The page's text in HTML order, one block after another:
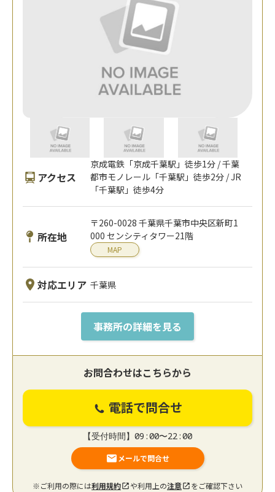
アクセス
京成電鉄「京成千葉駅」徒歩1分 / 千葉
都市モノレール「千葉駅」徒歩2分 / JR
「千葉駅」徒歩4分
所在地
〒260-0028 千葉県千葉市中央区新町1
000 センシティタワー21階
MAP
対応エリア 千葉県
事務所の詳細を見る
お問合わせはこちらから
電話で問合せ
【受付時間】09:00〜22:00
メールで問合せ
※ご利用の際には利用規約 や利用上の注意 をご確認下さい